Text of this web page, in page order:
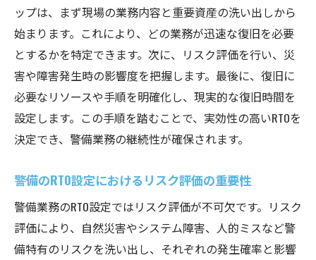
ップは、まず現場の業務内容と重要資産の洗い出しから
始まります。これにより、どの業務が迅速な復旧を必要
とするかを特定できます。次に、リスク評価を行い、災
害や障害発生時の影響度を把握します。最後に、復旧に
必要なリソースや手順を明確化し、現実的な復旧時間を
設定します。この手順を踏むことで、実効性の高いRTOを
決定でき、警備業務の継続性が確保されます。
警備のRTO設定におけるリスク評価の重要性
警備業務のRTO設定ではリスク評価が不可欠です。リスク
評価により、自然災害やシステム障害、人的ミスなど警
備特有のリスクを洗い出し、それぞれの発生確率と影響